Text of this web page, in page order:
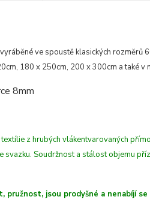
ve spoustě klasických rozměrů
180 x 250cm, 200 x 300cm a také
8mm
z hrubých vlákentvarovaných
Soudržnost a stálost objemu
pružnost, jsou prodyšné a nenabíjí